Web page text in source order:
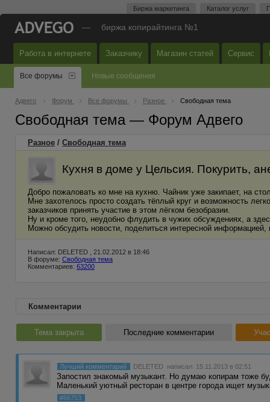
Биржа маркетинга Каталог услуг
— биржа копирайтинга №1
Работа в интернете Заказчику Магазин статей Сервис
Все форумы Новые сообщения
Адвего Форум Все форумы Разное Свободная тема
Свободная тема — Форум Адвего
Разное / Свободная тема
Кухня в доме у Цельсия. Покурить,
Добро пожаловать ко мне на кухню. Чайник уже закипает, на
Мне захотелось просто создать тёплый круг и возможность
заказчиков принять участие в этом лёгком безобразии.
Ну и кроме того, неудобно флудить в чужих обсуждениях, а
Можно обсудить новости, поделиться интересной
Написал: DELETED , 21.02.2012 в 18:46
В форуме: Свободная тема
Комментариев: 63200
Комментарии
Тема закрыта Последние комментарии
Лучший комментарий DELETED написал 15.11.2013 в 02:51
Запостил знакомый музыкант. Но думаю копирам тоже
Маленький уютный ресторан в центре города ищет
#66753